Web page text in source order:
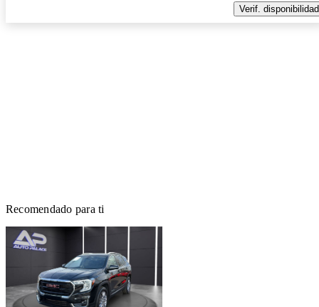
Verif. disponibilidad
Recomendado para ti